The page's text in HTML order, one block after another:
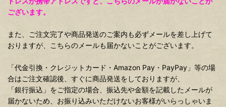
ございます。
また、ご注文完了や商品発送のご案内も必ずメールを差し上げて
おりますが、こちらのメールも届かないことがございます。
「代金引換・クレジットカード・Amazon Pay・PayPay」等の場
合はご注文確認後、すぐに商品発送をしておりますが、
「銀行振込」をご指定の場合、振込先や金額を記載したメールが
届かないため、お振り込みいただけないお客様がいらっしゃいま